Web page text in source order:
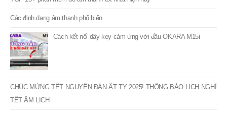
Các định dạng âm thanh phổ biến
Cách kết nối dây key cảm ứng với đầu OKARA M15i
TẾT ÂM LỊCH